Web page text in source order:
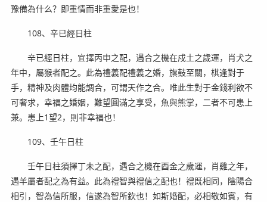
豫備為什么？即重情而非重愛是也！
108、辛已經日柱
辛已經日柱，宜擇丙申之配，遇合之機在戍土之歲運，肖犬之
年中，屬猴者配之。此為禮義配禮義之婚，旗鼓至關，棋逢對于
手，精神及肉體均能調合，可謂天作之合。唯此生對于金錢利欲不
可奢求，幸福之婚姻，難望圓滿之享受，魚與熊掌，二者不可患上
兼。患上1望2，則非幸福也！
109、壬午日柱
壬午日柱須擇丁未之配，遇合之機在酉金之歲運，肖雞之年，
遇羊屬者配之為有益。此為禮智與禮信之配也！禮既相同，陰陽合
相引，智為信所服，信遂為智所欽也！如斯婚配，必相敬如賓，有